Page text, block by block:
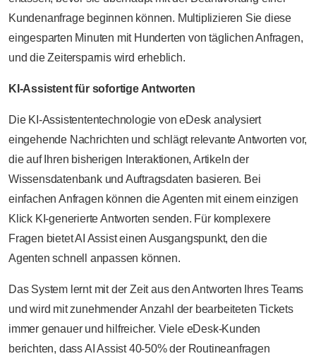
Kundenanfrage beginnen können. Multiplizieren Sie diese
eingesparten Minuten mit Hunderten von täglichen Anfragen,
und die Zeitersparnis wird erheblich.
KI-Assistent für sofortige Antworten
Die KI-Assistententechnologie von eDesk analysiert
eingehende Nachrichten und schlägt relevante Antworten vor,
die auf Ihren bisherigen Interaktionen, Artikeln der
Wissensdatenbank und Auftragsdaten basieren. Bei
einfachen Anfragen können die Agenten mit einem einzigen
Klick KI-generierte Antworten senden. Für komplexere
Fragen bietet AI Assist einen Ausgangspunkt, den die
Agenten schnell anpassen können.
Das System lernt mit der Zeit aus den Antworten Ihres Teams
und wird mit zunehmender Anzahl der bearbeiteten Tickets
immer genauer und hilfreicher. Viele eDesk-Kunden
berichten, dass AI Assist 40-50% der Routineanfragen